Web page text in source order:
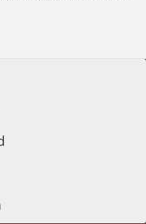
(Blended: e-
Offshore
e-learning +
Norge til
(GMDSS)